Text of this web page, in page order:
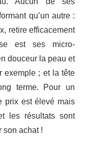
qu’un autre :
retire efficacement
est ses micro-
douceur la peau et
exemple ; et la tête
terme. Pour un
prix est élevé mais
les résultats sont
son achat !